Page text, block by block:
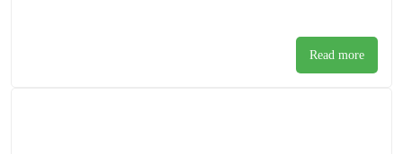
Read more